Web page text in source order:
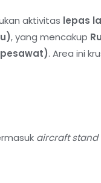
aktivitas lepas
, yang mencakup
. Area ini
aircraft stand